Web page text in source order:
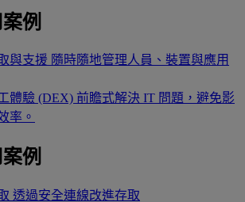
例
與支援 隨時隨地管理人員、裝置與應用
體驗 (DEX) 前瞻式解決 IT 問題，避免影
率。
例
透過安全連線改進存取